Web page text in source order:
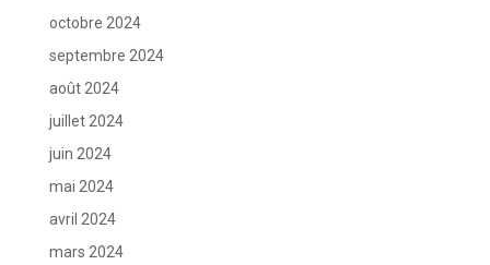
octobre 2024
septembre 2024
août 2024
juillet 2024
juin 2024
mai 2024
avril 2024
mars 2024